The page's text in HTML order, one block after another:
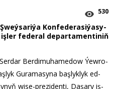
530
Kon­fe­de­ra­si­ýa­sy­
fe­de­ral de­par­ta­men­ti­niň
Berdimuhamedow Ýew­ro­
Gu­ra­ma­sy­na baş­lyk­lyk ed­
wi­se-prezidenti, Da­şa­ry iş­